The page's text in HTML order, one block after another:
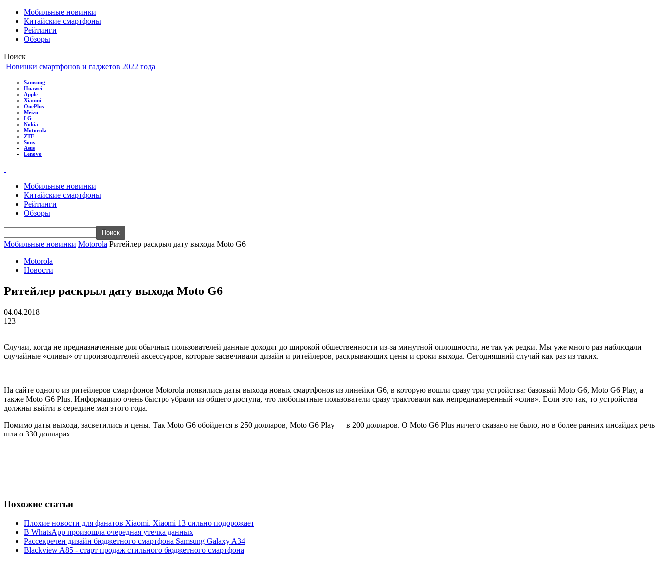
Мобильные новинки
Китайские смартфоны
Рейтинги
Обзоры
Поиск
Новинки смартфонов и гаджетов 2022 года
Samsung
Huawei
Apple
Xiaomi
OnePlus
Meizu
LG
Nokia
Motorola
ZTE
Sony
Asus
Lenovo
Мобильные новинки
Китайские смартфоны
Рейтинги
Обзоры
Мобильные новинки Motorola Ритейлер раскрыл дату выхода Moto G6
Motorola
Новости
Ритейлер раскрыл дату выхода Moto G6
04.04.2018
123
Случаи, когда не предназначенные для обычных пользователей данные доходят до широкой общественности из-за минутной оплошности, не так уж редки. Мы уже много раз наблюдали
случайные «сливы» от производителей аксессуаров, которые засвечивали дизайн и ритейлеров, раскрывающих цены и сроки выхода. Сегодняшний случай как раз из таких.
На сайте одного из ритейлеров смартфонов Motorola появились даты выхода новых смартфонов из линейки G6, в которую вошли сразу три устройства: базовый Moto G6, Moto G6 Play, а
также Moto G6 Plus. Информацию очень быстро убрали из общего доступа, что любопытные пользователи сразу трактовали как непреднамеренный «слив». Если это так, то устройства
должны выйти в середине мая этого года.
Помимо даты выхода, засветились и цены. Так Moto G6 обойдется в 250 долларов, Moto G6 Play — в 200 долларов. О Moto G6 Plus ничего сказано не было, но в более ранних инсайдах речь
шла о 330 долларах.
Похожие статьи
Плохие новости для фанатов Xiaomi. Xiaomi 13 сильно подорожает
В WhatsApp произошла очередная утечка данных
Рассекречен дизайн бюджетного смартфона Samsung Galaxy A34
Blackview A85 - старт продаж стильного бюджетного смартфона